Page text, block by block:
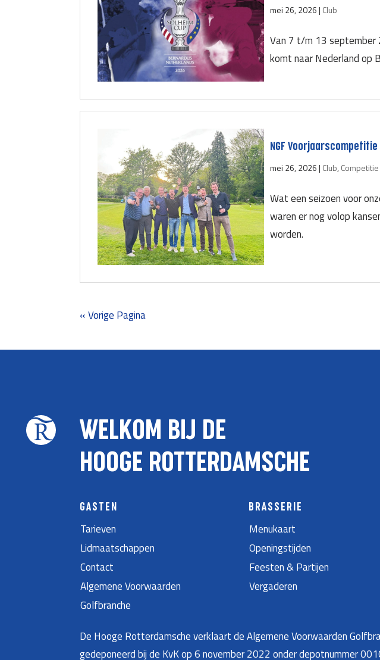
mei 26, 2026| Club
Van 7 t/m 13 september
komt naar Nederland op
NGF Voorjaarscompetitie
mei 26, 2026| Club,Competitie
Wat een seizoen voor
waren er nog volop
worden.
« Vorige Pagina
WELKOM BIJ DE
HOOGE ROTTERDAMSCHE
GASTEN
Tarieven
Lidmaatschappen
Contact
Algemene Voorwaarden
Golfbranche
BRASSERIE
Menukaart
Openingstijden
Feesten & Partijen
Vergaderen
De Hooge Rotterdamsche verklaart de Algemene Voorwaarden
gedeponeerd bij de KvK op 6 november 2022 onder depotnummer